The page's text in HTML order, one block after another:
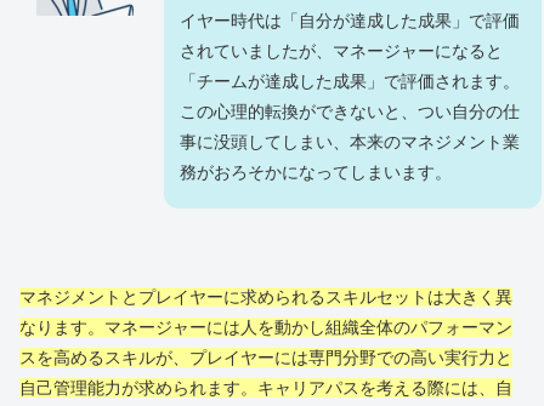
イヤー時代は「自分が達成した成果」で評価
されていましたが、マネージャーになると
「チームが達成した成果」で評価されます。
この心理的転換ができないと、つい自分の仕
事に没頭してしまい、本来のマネジメント業
務がおろそかになってしまいます。
マネジメントとプレイヤーに求められるスキルセットは大きく異
なります。マネージャーには人を動かし組織全体のパフォーマン
スを高めるスキルが、プレイヤーには専門分野での高い実行力と
自己管理能力が求められます。キャリアパスを考える際には、自